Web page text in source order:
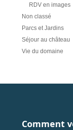
RDV en images
Non classé
Parcs et Jardins
Séjour au château
Vie du domaine
Comment